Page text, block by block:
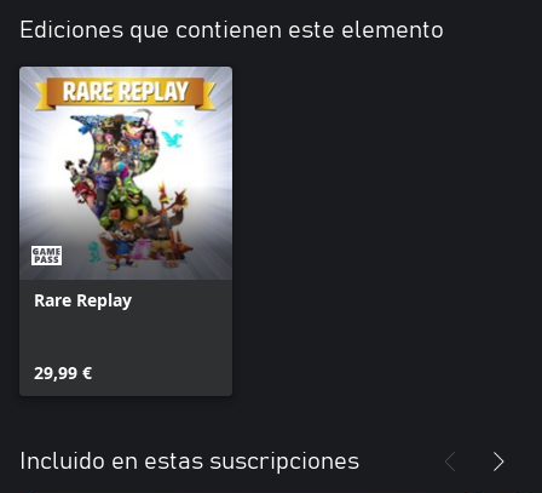
Ediciones que contienen este elemento
Rare Replay
29,99 €
Incluido en estas suscripciones